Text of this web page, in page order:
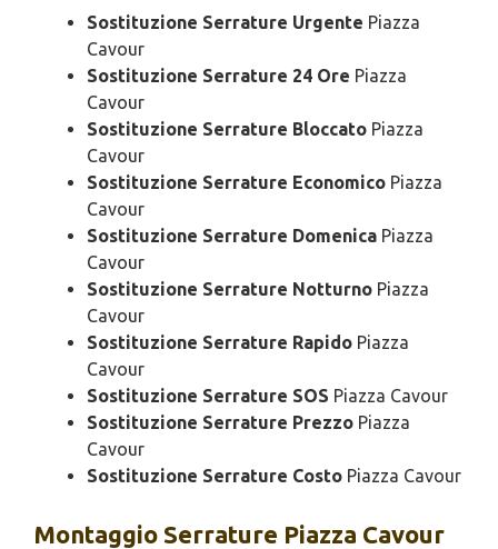
Sostituzione Serrature Urgente Piazza
Cavour
Sostituzione Serrature 24 Ore Piazza
Cavour
Sostituzione Serrature Bloccato Piazza
Cavour
Sostituzione Serrature Economico Piazza
Cavour
Sostituzione Serrature Domenica Piazza
Cavour
Sostituzione Serrature Notturno Piazza
Cavour
Sostituzione Serrature Rapido Piazza
Cavour
Sostituzione Serrature SOS Piazza Cavour
Sostituzione Serrature Prezzo Piazza
Cavour
Sostituzione Serrature Costo Piazza Cavour
Montaggio Serrature Piazza Cavour